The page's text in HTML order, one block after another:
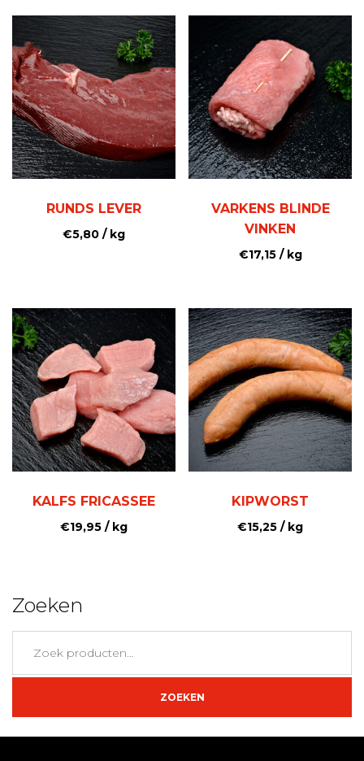
RUNDS LEVER
€5,80/ kg
VARKENS BLINDE
VINKEN
€17,15/ kg
KALFS FRICASSEE
€19,95/ kg
KIPWORST
€15,25 / kg
Zoeken
naar:
ZOEKEN